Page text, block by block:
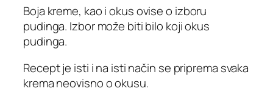
Boja kreme, kao i okus ovise o izboru
pudinga. Izbor može biti bilo koji okus
pudinga.
Recept je isti i na isti način se priprema svaka
krema neovisno o okusu.